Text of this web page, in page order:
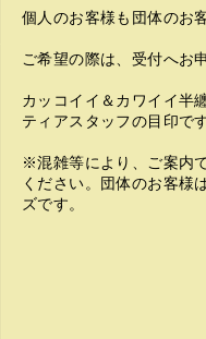
個人のお客様も団体のお
ご希望の際は、受付へお
カッコイイ＆カワイイ半
ティアスタッフの目印で
※混雑等により、ご案内
ください。団体のお客様
ズです。